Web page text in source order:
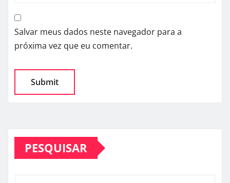
Salvar meus dados neste navegador para a
próxima vez que eu comentar.
PESQUISAR